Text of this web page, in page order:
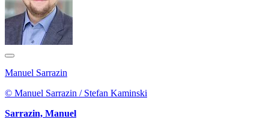
Manuel Sarrazin
© Manuel Sarrazin / Stefan Kaminski
Sarrazin, Manuel